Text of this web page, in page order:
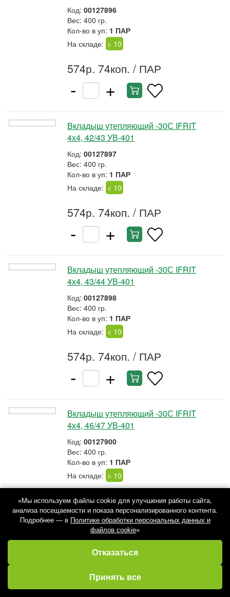
Избранное Кабинет
Код: 00127896
Вес: 400 гр.
Кол-во в уп: 1 ПАР
На складе: > 10
574р. 74коп. / ПАР
- +
Вкладыш утепляющий -30С IFRIT
4x4, 42/43 УВ-401
Код: 00127897
Вес: 400 гр.
Кол-во в уп: 1 ПАР
На складе: < 10
574р. 74коп. / ПАР
- +
Вкладыш утепляющий -30С IFRIT
4x4, 43/44 УВ-401
Код: 00127898
Вес: 400 гр.
Кол-во в уп: 1 ПАР
На складе: < 10
574р. 74коп. / ПАР
- +
Вкладыш утепляющий -30С IFRIT
4x4, 46/47 УВ-401
Код: 00127900
Вес: 400 гр.
Кол-во в уп: 1 ПАР
На складе: > 10
574р. 74коп./ ПАР
- +
Вкладыш утепляющий TORVI -45С,
«Мы используем файлы cookie для улучшения работы сайта,
анализа посещаемости и показа персонализированного контента.
Подробнее — в Политике обработки персональных данных и
файлов cookie»
Отказаться
Принять все